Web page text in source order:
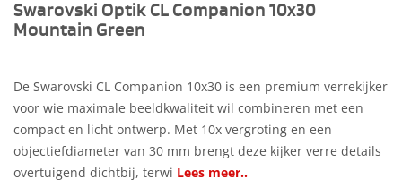
Swarovski Optik CL Companion 10x30
Mountain Green
De Swarovski CL Companion 10x30 is een premium verrekijker
voor wie maximale beeldkwaliteit wil combineren met een
compact en licht ontwerp. Met 10x vergroting en een
objectiefdiameter van 30 mm brengt deze kijker verre details
overtuigend dichtbij, terwi Lees meer..